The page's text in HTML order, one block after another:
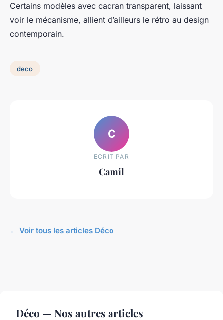
Certains modèles avec cadran transparent, laissant
voir le mécanisme, allient d’ailleurs le rétro au design
contemporain.
deco
C
ECRIT PAR
Camil
← Voir tous les articles Déco
Déco — Nos autres articles